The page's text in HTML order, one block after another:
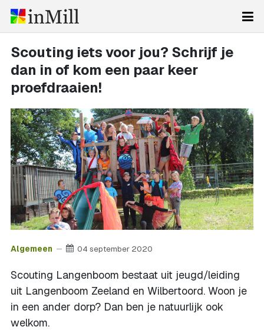
Scouting iets voor jou? Schrijf je
dan in of kom een paar keer
proefdraaien!
Algemeen 04 september 2020
Scouting Langenboom bestaat uit jeugd/leiding
uit Langenboom Zeeland en Wilbertoord. Woon je
in een ander dorp? Dan ben je natuurlijk ook
welkom.